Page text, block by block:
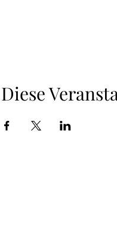
Diese